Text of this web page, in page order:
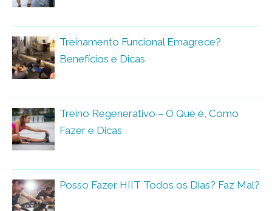
Treinamento Funcional Emagrece?
Benefícios e Dicas
Treino Regenerativo – O Que é, Como
Fazer e Dicas
Posso Fazer HIIT Todos os Dias? Faz Mal?